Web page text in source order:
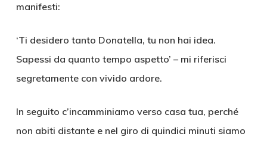
manifesti:
‘Ti desidero tanto Donatella, tu non hai idea.
Sapessi da quanto tempo aspetto’ – mi riferisci
segretamente con vivido ardore.
In seguito c’incamminiamo verso casa tua, perché
non abiti distante e nel giro di quindici minuti siamo